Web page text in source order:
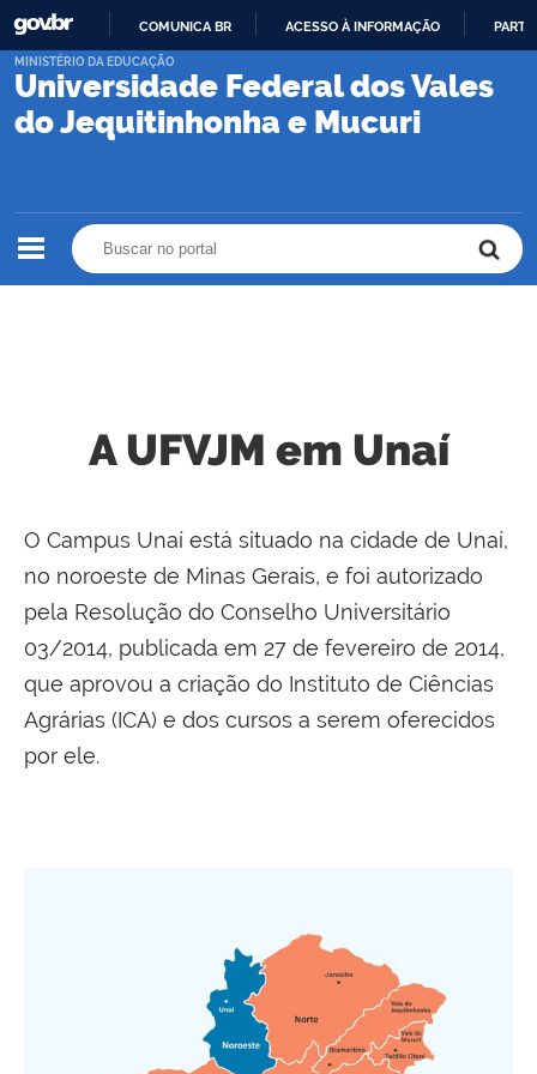
PARA
CONTEÚDO
COMUNICA BR ACESSO À INFORMAÇÃO
Universidade Federal dos Vales
do Jequitinhonha e Mucuri
MINISTÉRIO DA EDUCAÇÃO
A UFVJM em Unaí
O Campus Unaí está situado na cidade de Unaí,
no noroeste de Minas Gerais, e foi autorizado
pela Resolução do Conselho Universitário
03/2014, publicada em 27 de fevereiro de 2014,
que aprovou a criação do Instituto de Ciências
Agrárias (ICA) e dos cursos a serem oferecidos
por ele.